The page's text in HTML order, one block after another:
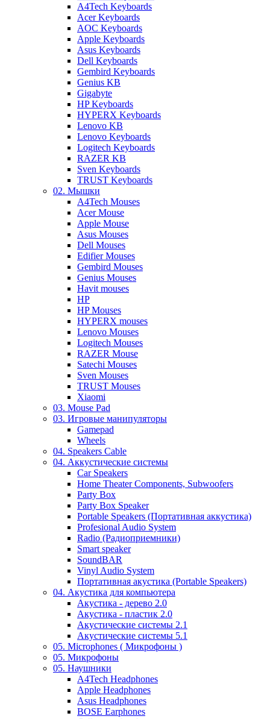
A4Tech Keyboards
Acer Keyboards
AOC Keyboards
Apple Keyboards
Asus Keyboards
Dell Keyboards
Gembird Keyboards
Genius KB
Gigabyte
HP Keyboards
HYPERX Keyboards
Lenovo KB
Lenovo Keyboards
Logitech Keyboards
RAZER KB
Sven Keyboards
TRUST Keyboards
02. Мышки
A4Tech Mouses
Acer Mouse
Apple Mouse
Asus Mouses
Dell Mouses
Edifier Mouses
Gembird Mouses
Genius Mouses
Havit mouses
HP
HP Mouses
HYPERX mouses
Lenovo Mouses
Logitech Mouses
RAZER Mouse
Satechi Mouses
Sven Mouses
TRUST Mouses
Xiaomi
03. Mouse Pad
03. Игровые манипуляторы
Gamepad
Wheels
04. Speakers Cable
04. Аккустические системы
Car Speakers
Home Theater Components, Subwoofers
Party Box
Party Box Speaker
Portable Speakers (Портативная аккустика)
Profesional Audio System
Radio (Радиоприемники)
Smart speaker
SoundBAR
Vinyl Audio System
Портативная акустика (Portable Speakers)
04. Акустика для компьютера
Акустика - дерево 2.0
Акустика - пластик 2.0
Акустические системы 2.1
Акустические системы 5.1
05. Microphones ( Микрофоны )
05. Микрофоны
05. Наушники
A4Tech Headphones
Apple Headphones
Asus Headphones
BOSE Earphones